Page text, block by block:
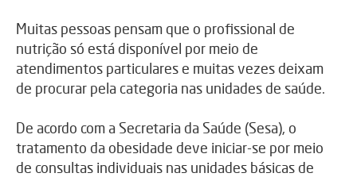
Muitas pessoas pensam que o profissional de
nutrição só está disponível por meio de
atendimentos particulares e muitas vezes deixam
de procurar pela categoria nas unidades de saúde.
De acordo com a Secretaria da Saúde (Sesa), o
tratamento da obesidade deve iniciar-se por meio
de consultas individuais nas unidades básicas de